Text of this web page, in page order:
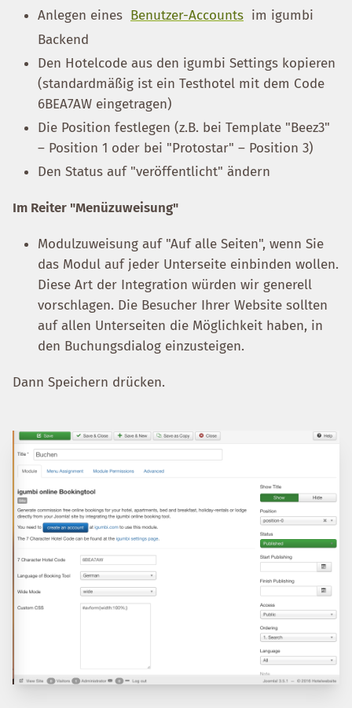
Anlegen eines Benutzer-Accounts im igumbi
Backend
Den Hotelcode aus den igumbi Settings kopieren
(standardmäßig ist ein Testhotel mit dem Code
6BEA7AW eingetragen)
Die Position festlegen (z.B. bei Template "Beez3"
– Position 1 oder bei "Protostar" – Position 3)
Den Status auf "veröffentlicht" ändern
Im Reiter "Menüzuweisung"
Modulzuweisung auf "Auf alle Seiten", wenn Sie
das Modul auf jeder Unterseite einbinden wollen.
Diese Art der Integration würden wir generell
vorschlagen. Die Besucher Ihrer Website sollten
auf allen Unterseiten die Möglichkeit haben, in
den Buchungsdialog einzusteigen.
Dann Speichern drücken.